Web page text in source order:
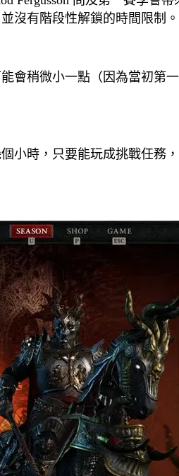
沒有階段性解鎖的時間限制。
會稍微小一點（因為當初第
小時，只要能玩成挑戰任務